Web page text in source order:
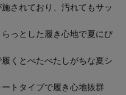
されており、汚れてもサッ
っとした履き心地で夏にぴ
くとべたべたしがちな夏シ
トタイプで履き心地抜群